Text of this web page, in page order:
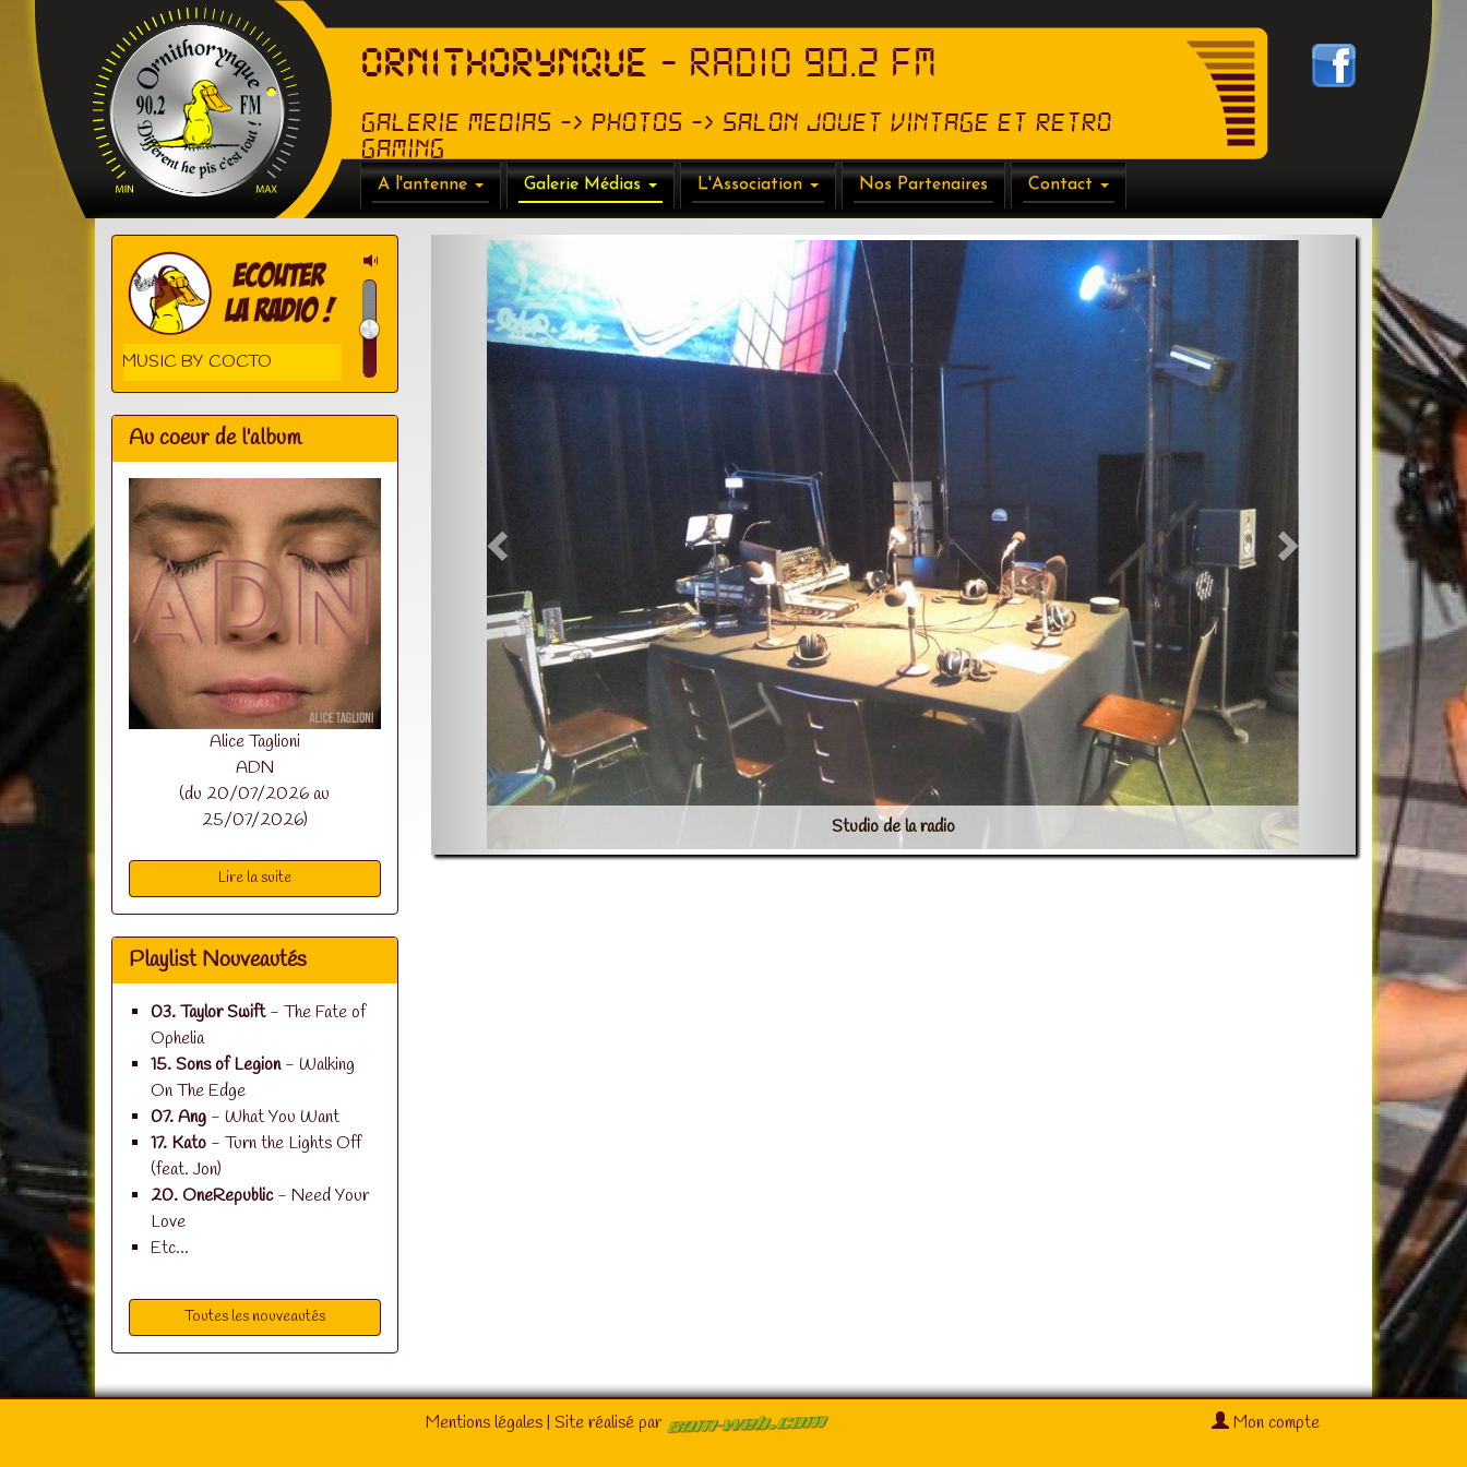
ORNITHORYNQUE - RADIO 90.2 FM
Galerie Medias -> Photos -> Salon Jouet Vintage et Retro
Gaming
A l'antenne Galerie Médias L'Association Nos Partenaires Contact
MY MUSIC BY COCTO
Au coeur de l'album
Alice Taglioni
ADN
(du 20/07/2026 au
25/07/2026)
Lire la suite
Playlist Nouveautés
03. Taylor Swift- The Fate of
Ophelia
15. Sons of Legion- Walking
On The Edge
07. Ang - What You Want
17. Kato - Turn the Lights Off
(feat. Jon)
20. OneRepublic- Need Your
Love
Etc...
Toutes les nouveautés
Studio de la radio
Précédent Suivant
Mentions légales| Site réalisé par Mon compte